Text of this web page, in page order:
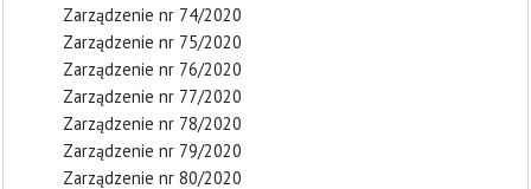
Zarządzenie nr 74/2020
Zarządzenie nr 75/2020
Zarządzenie nr 76/2020
Zarządzenie nr 77/2020
Zarządzenie nr 78/2020
Zarządzenie nr 79/2020
Zarządzenie nr 80/2020